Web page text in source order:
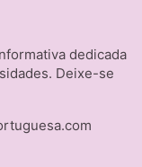
dedicada
Deixe-se